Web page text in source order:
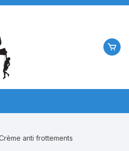
anti frottements